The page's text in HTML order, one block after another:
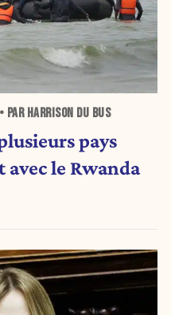
PAR HARRISON DU BUS
pays
avec le Rwanda